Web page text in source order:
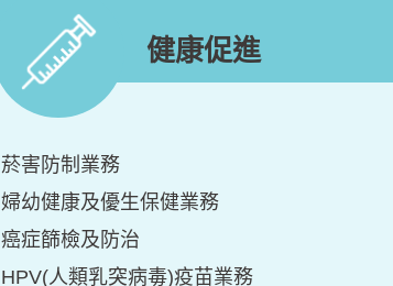
健康促進
菸害防制業務
婦幼健康及優生保健業務
癌症篩檢及防治
HPV(人類乳突病毒)疫苗業務